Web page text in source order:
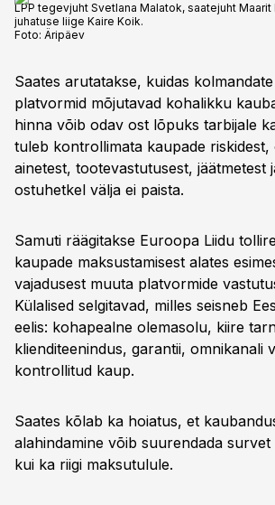
LPP tegevjuht Svetlana Malatok, saatejuht Maarit
juhatuse liige Kaire Koik.
Foto: Äripäev
Saates arutatakse, kuidas
platvormid mõjutavad kohalikku
hinna võib odav ost lõpuks tarbijale
tuleb kontrollimata kaupade riskidest,
ainetest, tootevastutusest, jäätmetest
ostuhetkel välja ei paista.
Samuti räägitakse Euroopa Liidu
kaupade maksustamisest alates
vajadusest muuta platvormide
Külalised selgitavad, milles seisneb
eelis: kohapealne olemasolu, kiire
klienditeenindus, garantii, omnikanali
kontrollitud kaup.
Saates kõlab ka hoiatus, et
alahindamine võib suurendada
kui ka riigi maksutulule.